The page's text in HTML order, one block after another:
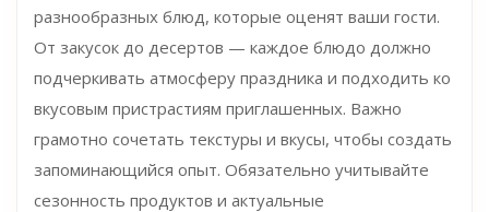
разнообразных блюд, которые оценят ваши гости.
От закусок до десертов — каждое блюдо должно
подчеркивать атмосферу праздника и подходить ко
вкусовым пристрастиям приглашенных. Важно
грамотно сочетать текстуры и вкусы, чтобы создать
запоминающийся опыт. Обязательно учитывайте
сезонность продуктов и актуальные